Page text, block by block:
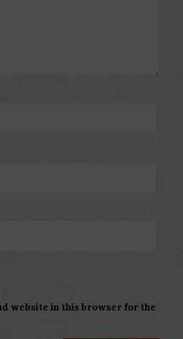
website in this browser for the